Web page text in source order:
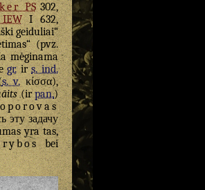
PS302,
I 632,
geiduliai“
(pvz.
mėginama
gr.irs. ind.
s. v.κίσσα),
(irpan.)
эту задачу
yra tas,
bei